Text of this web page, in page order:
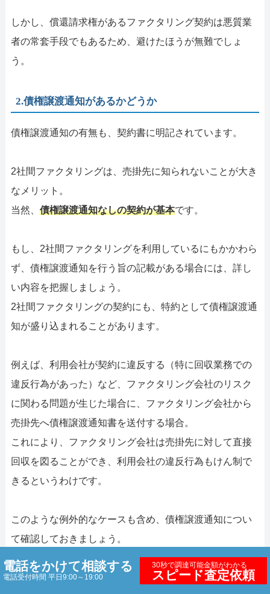
しかし、償還請求権があるファクタリング契約は悪質業
者の常套手段でもあるため、避けたほうが無難でしょ
う。
2.債権譲渡通知があるかどうか
債権譲渡通知の有無も、契約書に明記されています。
2社間ファクタリングは、売掛先に知られないことが大き
なメリット。
当然、 債権譲渡通知なしの契約が基本です。
もし、2社間ファクタリングを利用しているにもかかわら
ず、債権譲渡通知を行う旨の記載がある場合には、詳し
い内容を把握しましょう。
2社間ファクタリングの契約にも、特約として債権譲渡通
知が盛り込まれることがあります。
例えば、利用会社が契約に違反する（特に回収業務での
違反行為があった）など、ファクタリング会社のリスク
に関わる問題が生じた場合に、ファクタリング会社から
売掛先へ債権譲渡通知書を送付する場合。
これにより、ファクタリング会社は売掛先に対して直接
回収を図ることができ、利用会社の違反行為もけん制で
きるというわけです。
このような例外的なケースも含め、債権譲渡通知につい
て確認しておきましょう。
なお、3社間ファクタリングでは債権譲渡を必ず通知する
ため、契約にもその旨の記載があります。
電話をかけて相談する
電話受付時間 平日9:00～19:00
30秒で調達可能金額がわかる
スピード査定依頼